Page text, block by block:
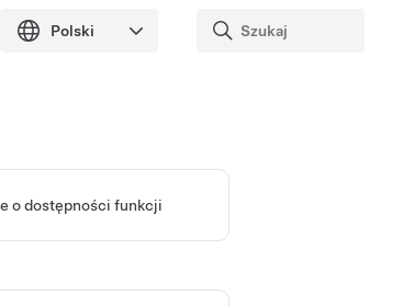
o dostępności funkcji